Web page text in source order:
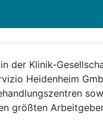
der Klinik-
Heidenheim
größten